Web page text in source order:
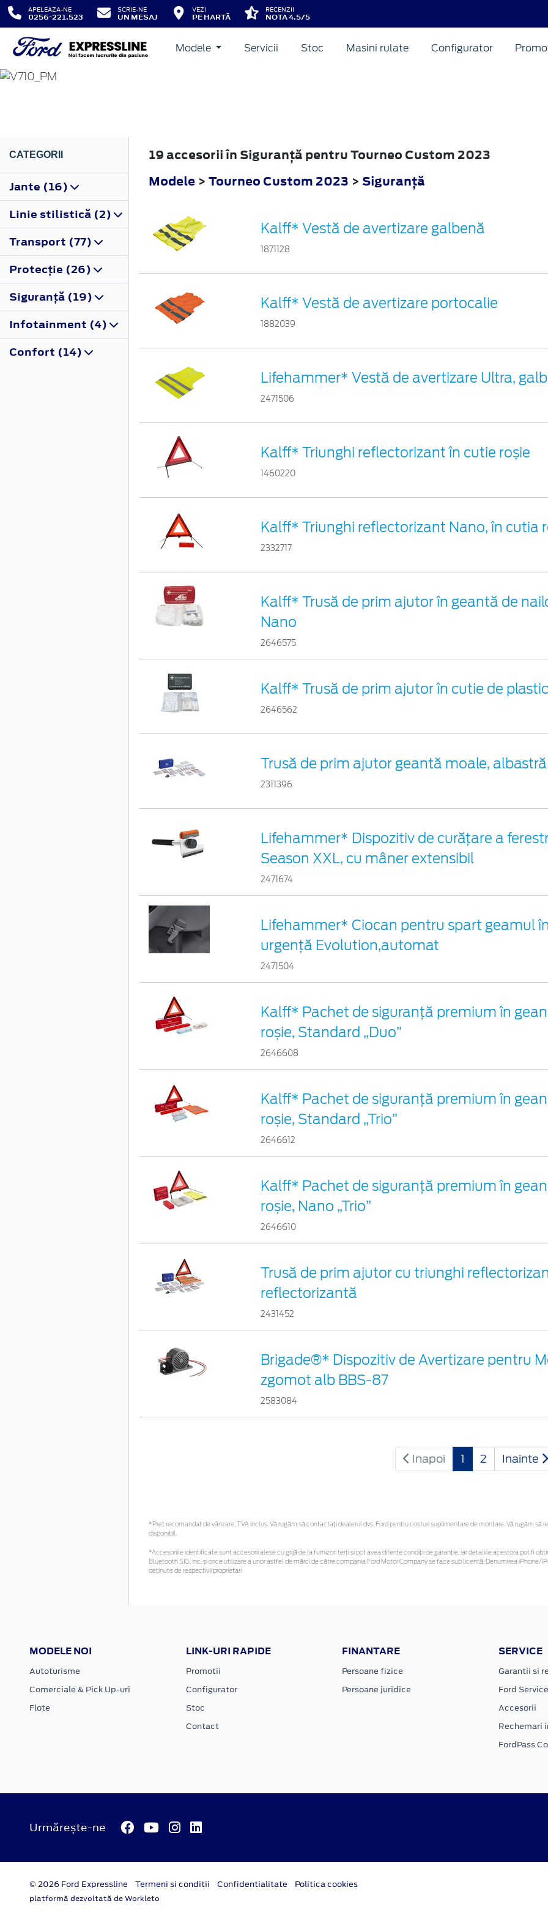
APELEAZA-NE
0256-221.523
SCRIE-NE
UN MESAJ
VEZI
PE HARTĂ
RECENZII
NOTA 4.5/5
Modele Servicii Stoc Masini rulate Configurator
TOURNEO CUSTOM
CATEGORII
Jante (16)
Linie stilistică (2)
Transport (77)
Protecţie (26)
Siguranţă (19)
Infotainment (4)
Confort (14)
19 accesorii în Siguranţă pentru Tourneo Custom 2023
Modele > Tourneo Custom 2023 > Siguranţă
Kalff* Vestă de avertizare galbenă
1871128
Kalff* Vestă de avertizare portocalie
1882039
Lifehammer* Vestă de avertizare Ultra,
2471506
Kalff* Triunghi reflectorizant în cutie roșie
1460220
Kalff* Triunghi reflectorizant Nano, în cutia
2332717
Kalff* Trusă de prim ajutor în geantă de
Nano
2646575
Kalff* Trusă de prim ajutor în cutie de
2646562
Trusă de prim ajutor geantă moale, albastră
2311396
Lifehammer* Dispozitiv de curățare a
Season XXL, cu mâner extensibil
2471674
Lifehammer* Ciocan pentru spart geamul
urgenţă Evolution,automat
2471504
Kalff* Pachet de siguranţă premium în
roșie, Standard „Duo”
2646608
Kalff* Pachet de siguranţă premium în
roșie, Standard „Trio”
2646612
Kalff* Pachet de siguranţă premium în
roșie, Nano „Trio”
2646610
Trusă de prim ajutor cu triunghi
reflectorizantă
2431452
Brigade®* Dispozitiv de Avertizare pentru
zgomot alb BBS-87
2583084
Inapoi 1 2 Inainte
*Preţ recomandat de vânzare, TVA inclus. Vă rugăm să contactaţi dealerul dvs. Ford pentru costuri suplimentare de montare. Vă rugăm
disponibil.
*Accesoriile identificate sunt accesorii alese cu grijă de la furnizori terți și pot avea diferite condiții de garanție, iar detaliile acestora pot fi
Bluetooth SIG, Inc. și orice utilizare a unor astfel de mărci de către compania Ford Motor Company se face sub licență. Denumirea
deținute de respectivii proprietari
MODELE NOI
Autoturisme
Comerciale & Pick Up-uri
Flote
LINK-URI RAPIDE
Promotii
Configurator
Stoc
Contact
FINANTARE
Persoane fizice
Persoane juridice
SERVICE
Garantii si
Ford
Accesorii
Rechemari
FordPass
Urmărește-ne
© 2026 Ford Expressline Termeni si conditii Confidentialitate Politica cookies
platformă dezvoltată de Workleto